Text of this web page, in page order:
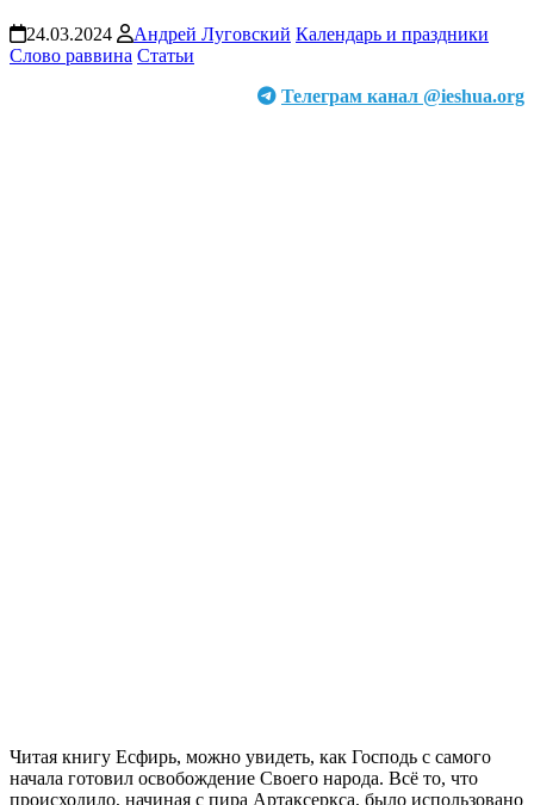
24.03.2024 Андрей Луговский Календарь и праздники
Слово раввина Статьи
Телеграм канал @ieshua.org
Читая книгу Есфирь, можно увидеть, как Господь с самого
начала готовил освобождение Своего народа. Всё то, что
происходило, начиная с пира Артаксеркса, было использовано